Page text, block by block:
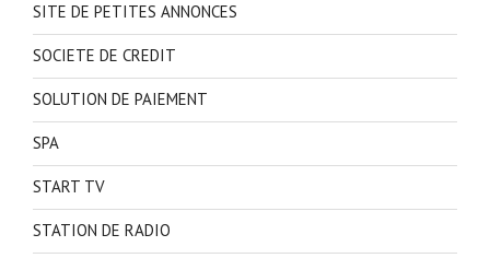
SITE DE PETITES ANNONCES
SOCIETE DE CREDIT
SOLUTION DE PAIEMENT
SPA
START TV
STATION DE RADIO